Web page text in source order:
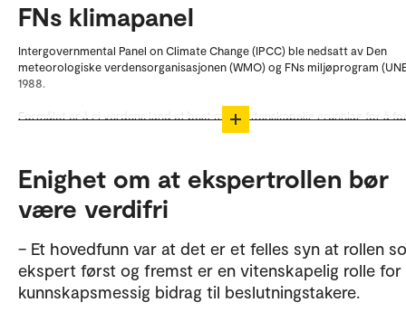
FNs klimapanel
Intergovernmental Panel on Climate Change (IPCC) ble nedsatt av Den
meteorologiske verdensorganisasjonen (WMO) og FNs miljøprogram
1988.
Formålet er å gi verdens land et best mulig vitenskapelig grunnlag for å
klimaendringene og potensielle effekter for mennesker, miljø og samfunn.
Enighet om at ekspertrollen bør
være verdifri
– Et hovedfunn var at det er et felles syn at rollen
ekspert først og fremst er en vitenskapelig rolle for
kunnskapsmessig bidrag til beslutningstakere.